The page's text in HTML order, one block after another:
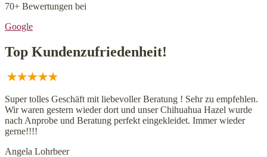
70+ Bewertungen bei
Google
Top Kundenzufriedenheit!
Super tolles Geschäft mit liebevoller Beratung ! Sehr zu empfehlen.
Wir waren gestern wieder dort und unser Chihuahua Hazel wurde
nach Anprobe und Beratung perfekt eingekleidet. Immer wieder
gerne!!!!
Angela Lohrbeer